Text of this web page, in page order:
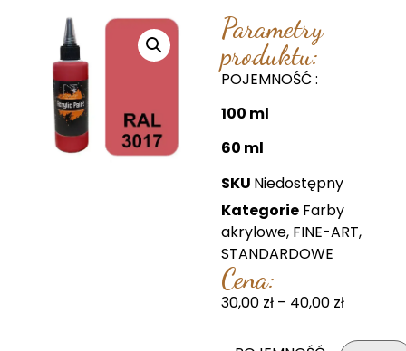
Parametry
produktu:
POJEMNOŚĆ :
100 ml
60 ml
SKU Niedostępny
Kategorie Farby
akrylowe, FINE-ART,
STANDARDOWE
Cena:
30,00 zł – 40,00 zł